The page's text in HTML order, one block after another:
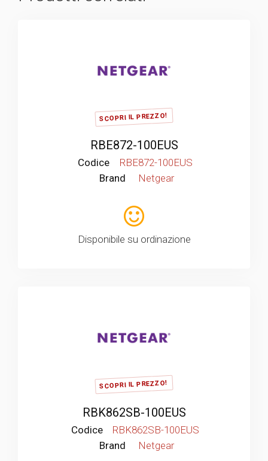
SCOPRI IL PREZZO!
RBE872-100EUS
Codice
RBE872-100EUS
Brand
Netgear
Disponibile su ordinazione
SCOPRI IL PREZZO!
RBK862SB-100EUS
Codice
RBK862SB-100EUS
Brand
Netgear